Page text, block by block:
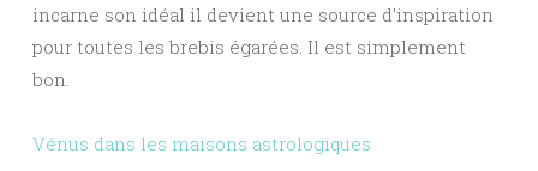
incarne son idéal il devient une source d’inspiration
pour toutes les brebis égarées. Il est simplement
bon.
Vénus dans les maisons astrologiques